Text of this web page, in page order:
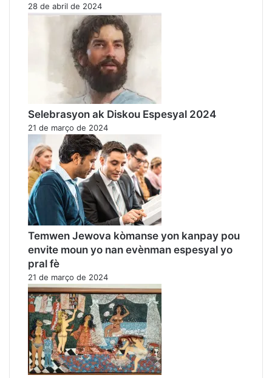
28 de abril de 2024
Selebrasyon ak Diskou Espesyal 2024
21 de março de 2024
Temwen Jewova kòmanse yon kanpay pou
envite moun yo nan evènman espesyal yo
pral fè
21 de março de 2024